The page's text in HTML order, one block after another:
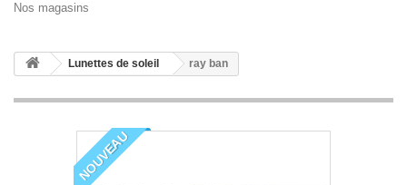
Nos magasins
Lunettes de soleil ray ban
NOUVEAU